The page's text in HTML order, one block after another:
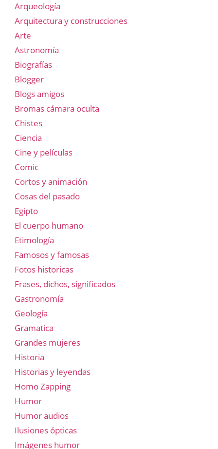
Arqueología
Arquitectura y construcciones
Arte
Astronomía
Biografías
Blogger
Blogs amigos
Bromas cámara oculta
Chistes
Ciencia
Cine y películas
Comic
Cortos y animación
Cosas del pasado
Egipto
El cuerpo humano
Etimología
Famosos y famosas
Fotos historicas
Frases, dichos, significados
Gastronomía
Geología
Gramatica
Grandes mujeres
Historia
Historias y leyendas
Homo Zapping
Humor
Humor audios
Ilusiones ópticas
Imágenes humor